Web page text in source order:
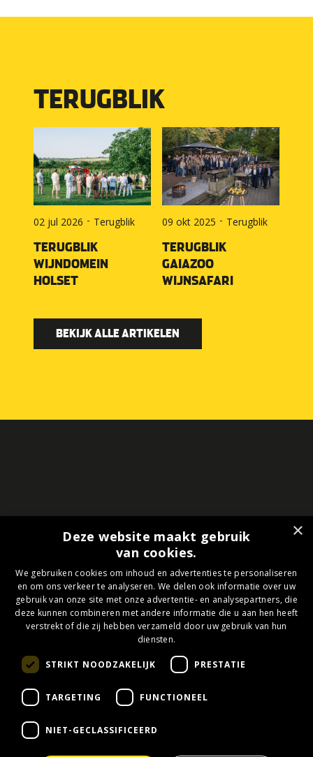
TERUGBLIK
02 jul 2026 - Terugblik
TERUGBLIK
WIJNDOMEIN
HOLSET
09 okt 2025 - Terugblik
TERUGBLIK
GAIAZOO
WIJNSAFARI
BEKIJK ALLE ARTIKELEN
Roda JC Business Collectief
Business lidmaatschap
Events
Hospitality
×
Deze website maakt gebruik
van cookies.
We gebruiken cookies om inhoud en advertenties te personaliseren
en om ons verkeer te analyseren. We delen ook informatie over uw
gebruik van onze site met onze advertentie- en analysepartners, die
deze kunnen combineren met andere informatie die u aan hen heeft
verstrekt of die zij hebben verzameld door uw gebruik van hun
diensten.
STRIKT NOODZAKELIJK PRESTATIE
TARGETING FUNCTIONEEL
NIET-GECLASSIFICEERD